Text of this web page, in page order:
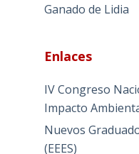
Ganado de Lidia
Enlaces
IV Congreso
Impacto
Nuevos
(EEES)